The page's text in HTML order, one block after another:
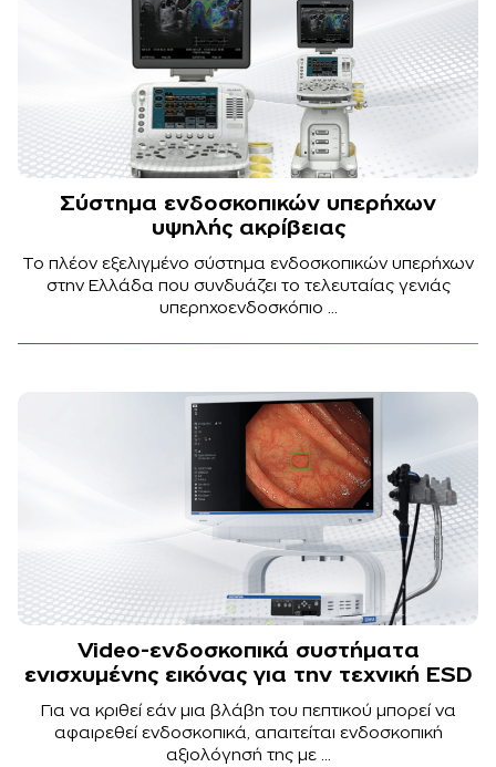
Σύστημα ενδοσκοπικών υπερήχων
υψηλής ακρίβειας
Το πλέον εξελιγμένο σύστημα ενδοσκοπικών υπερήχων
στην Ελλάδα που συνδυάζει το τελευταίας γενιάς
υπερηχοενδοσκόπιο ...
Video-ενδοσκοπικά συστήματα
ενισχυμένης εικόνας για την τεχνική ΕSD
Για να κριθεί εάν μια βλάβη του πεπτικού μπορεί να
αφαιρεθεί ενδοσκοπικά, απαιτείται ενδοσκοπική
αξιολόγησή της με ...